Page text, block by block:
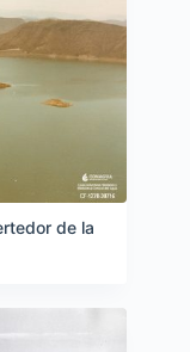
de la